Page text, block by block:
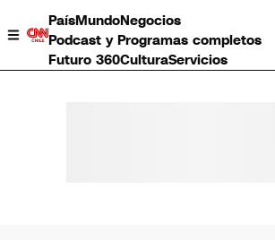
PaísMundoNegocios
Podcast y Programas completos
Futuro 360CulturaServicios